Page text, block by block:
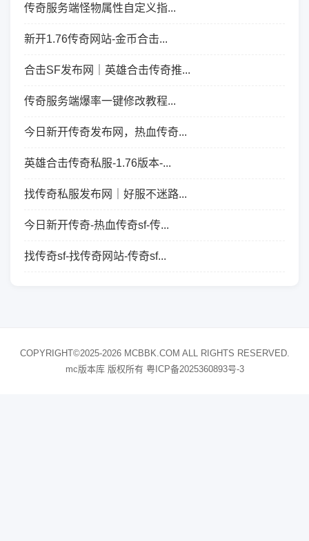
传奇服务端怪物属性自定义指...
新开1.76传奇网站-金币合击...
合击SF发布网｜英雄合击传奇推...
传奇服务端爆率一键修改教程...
今日新开传奇发布网，热血传奇...
英雄合击传奇私服-1.76版本-...
找传奇私服发布网｜好服不迷路...
今日新开传奇-热血传奇sf-传...
找传奇sf-找传奇网站-传奇sf...
COPYRIGHT©2025-2026 MCBBK.COM ALL RIGHTS RESERVED.
mc版本库 版权所有 粤ICP备2025360893号-3